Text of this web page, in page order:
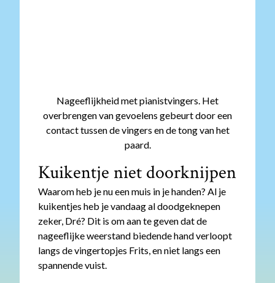
Nageeflijkheid met pianistvingers. Het
overbrengen van gevoelens gebeurt door een
contact tussen de vingers en de tong van het
paard.
Kuikentje niet doorknijpen
Waarom heb je nu een muis in je handen? Al je
kuikentjes heb je vandaag al doodgeknepen
zeker, Dré? Dit is om aan te geven dat de
nageeflijke weerstand biedende hand verloopt
langs de vingertopjes Frits, en niet langs een
spannende vuist.